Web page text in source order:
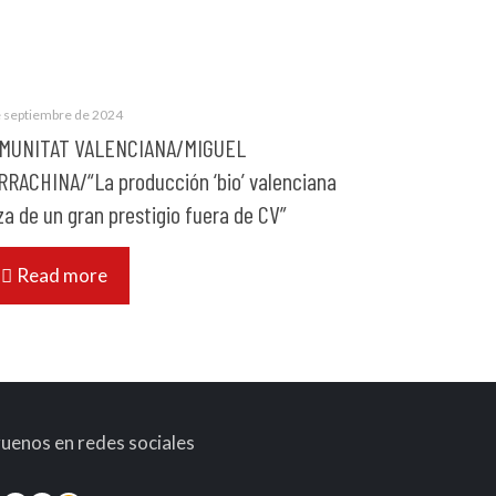
septiembre de 2024
VALENCIANA/MIGUEL
“La producción ‘bio’ valenciana
de un gran prestigio fuera de CV”
Read more
en redes sociales